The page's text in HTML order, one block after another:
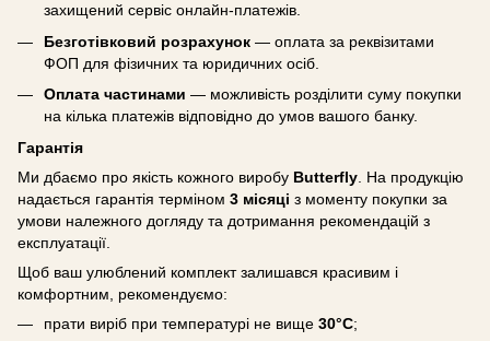
захищений сервіс онлайн-платежів.
Безготівковий розрахунок — оплата за реквізитами
ФОП для фізичних та юридичних осіб.
Оплата частинами — можливість розділити суму покупки
на кілька платежів відповідно до умов вашого банку.
Гарантія
Ми дбаємо про якість кожного виробу Butterfly . На продукцію
надається гарантія терміном 3 місяці з моменту покупки за
умови належного догляду та дотримання рекомендацій з
експлуатації.
Щоб ваш улюблений комплект залишався красивим і
комфортним, рекомендуємо:
прати виріб при температурі не вище 30°C;